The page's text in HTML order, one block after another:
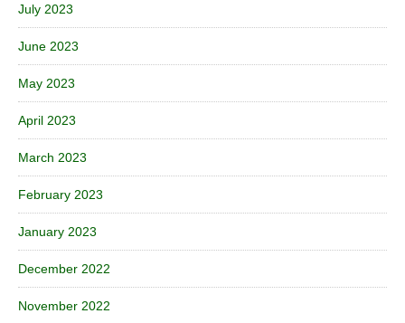
July 2023
June 2023
May 2023
April 2023
March 2023
February 2023
January 2023
December 2022
November 2022